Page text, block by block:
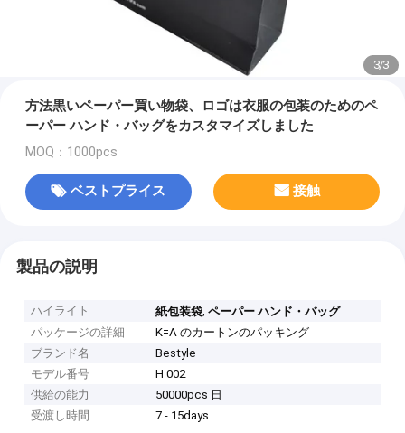
1/3
方法黒いペーパー買い物袋、ロゴは衣服の包装のためのペ
ーパー ハンド・バッグをカスタマイズしました
MOQ：1000pcs
ベストプライス 接触
製品の説明
ハイライト 紙包装袋,ペーパー ハンド・バッグ
パッケージの詳細
K=A のカートンのパッキング
ブランド名
Bestyle
モデル番号
H 002
供給の能力
50000pcs 日
受渡し時間
7 - 15days